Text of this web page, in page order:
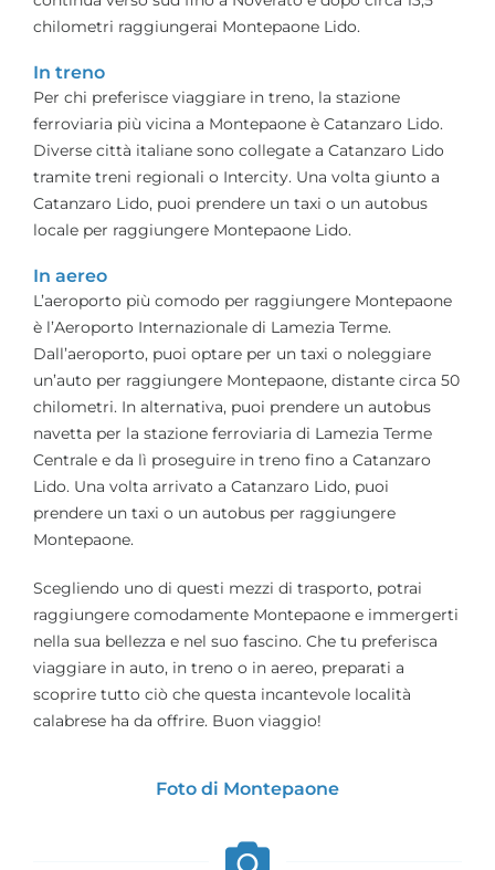
chilometri raggiungerai Montepaone Lido.
In treno
Per chi preferisce viaggiare in treno, la stazione
ferroviaria più vicina a Montepaone è Catanzaro Lido.
Diverse città italiane sono collegate a Catanzaro Lido
tramite treni regionali o Intercity. Una volta giunto a
Catanzaro Lido, puoi prendere un taxi o un autobus
locale per raggiungere Montepaone Lido.
In aereo
L’aeroporto più comodo per raggiungere Montepaone
è l’Aeroporto Internazionale di Lamezia Terme.
Dall’aeroporto, puoi optare per un taxi o noleggiare
un’auto per raggiungere Montepaone, distante circa 50
chilometri. In alternativa, puoi prendere un autobus
navetta per la stazione ferroviaria di Lamezia Terme
Centrale e da lì proseguire in treno fino a Catanzaro
Lido. Una volta arrivato a Catanzaro Lido, puoi
prendere un taxi o un autobus per raggiungere
Montepaone.
Scegliendo uno di questi mezzi di trasporto, potrai
raggiungere comodamente Montepaone e immergerti
nella sua bellezza e nel suo fascino. Che tu preferisca
viaggiare in auto, in treno o in aereo, preparati a
scoprire tutto ciò che questa incantevole località
calabrese ha da offrire. Buon viaggio!
Foto di Montepaone